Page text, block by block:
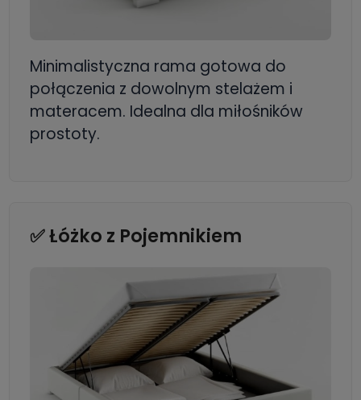
Minimalistyczna rama gotowa do
połączenia z dowolnym stelażem i
materacem. Idealna dla miłośników
prostoty.
✅ Łóżko z Pojemnikiem